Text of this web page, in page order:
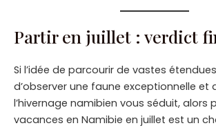
Partir en juillet : verdict
Si l’idée de parcourir de vastes
d’observer une faune exceptionnelle et
l’hivernage namibien vous séduit, alors
vacances en Namibie en juillet est un